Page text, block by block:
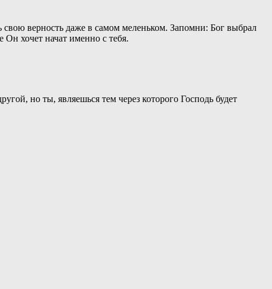
верность даже в самом меленьком. Запомни: Бог выбрал
хочет начат именно с тебя.
но ты, являешься тем через которого Господь будет